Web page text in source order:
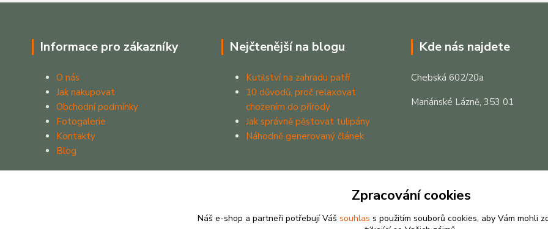
Informace pro zákazníky
O nás
Jak nakupovat
Obchodní podmínky
Fotogalerie
Kontakty
Blog
Nejčtenější na blogu
Kutilství na zahradu patří
10 důvodů, proč relaxovat
chozením do přírody
Jak správně pěstovat tulipány
Náhodně generovaný článek
Kde nás najdete
Chebská 602/20a
Mariánské Lázně, 353 01
Zpracování cookies
Náš e-shop a partneři potřebují Váš souhlas s použitím souborů cookies, aby Vám mohli